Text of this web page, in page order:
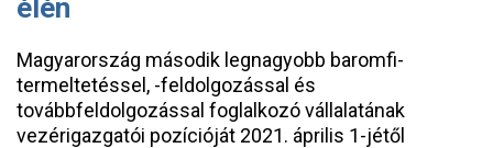
élén
Magyarország második legnagyobb baromfi-
termeltetéssel, -feldolgozással és
továbbfeldolgozással foglalkozó vállalatának
vezérigazgatói pozícióját 2021. április 1-jétől